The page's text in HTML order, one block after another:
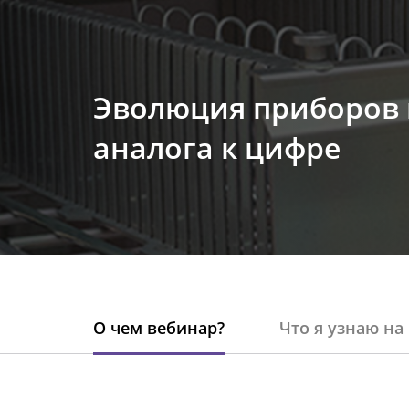
Эволюция приборов
аналога к цифре
О чем вебинар? Что я узнаю на